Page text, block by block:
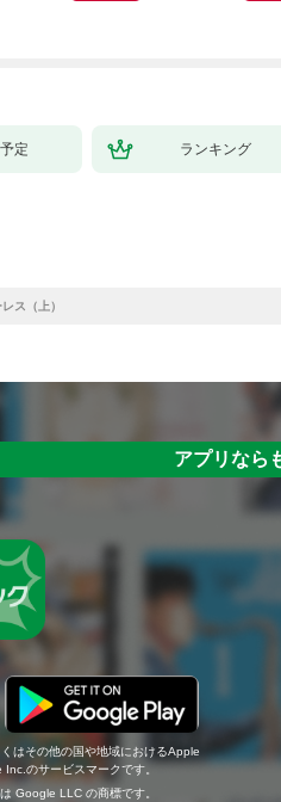
定 ランキング
ス（上）
アプリなら
はその他の国や地域におけるApple
のサービスマークです。
Google LLC の商標です。